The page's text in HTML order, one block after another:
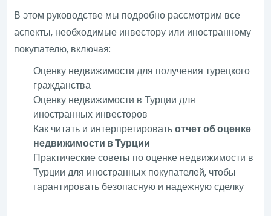
В этом руководстве мы подробно рассмотрим все
аспекты, необходимые инвестору или иностранному
покупателю, включая:
Оценку недвижимости для получения турецкого
гражданства
Оценку недвижимости в Турции для
иностранных инвесторов
Как читать и интерпретироватьотчет об оценке
недвижимости в Турции
Практические советы по оценке недвижимости в
Турции для иностранных покупателей, чтобы
гарантировать безопасную и надежную сделку